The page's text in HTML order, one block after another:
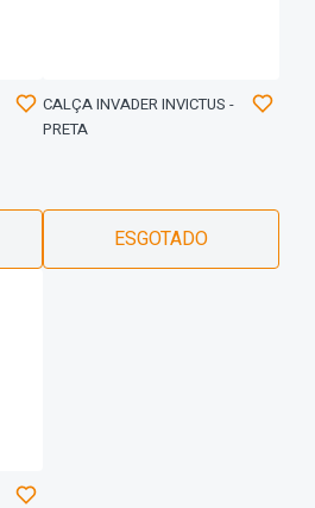
CALÇA INVADER INVICTUS -
PRETA
ESGOTADO